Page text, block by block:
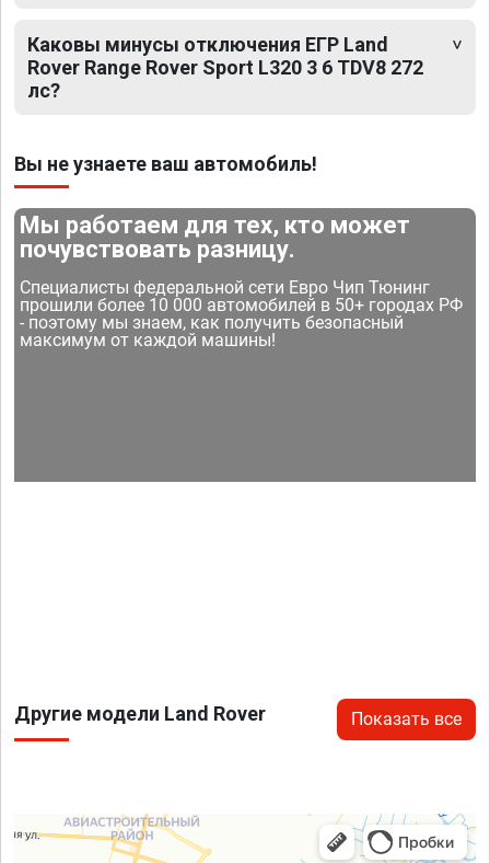
Каковы минусы отключения ЕГР Land
Rover Range Rover Sport L320 3 6 TDV8 272
лс?
Вы не узнаете ваш автомобиль!
Мы работаем для тех, кто может
почувствовать разницу.
Специалисты федеральной сети Евро Чип Тюнинг
прошили более 10 000 автомобилей в 50+ городах РФ
- поэтому мы знаем, как получить безопасный
максимум от каждой машины!
Другие модели Land Rover Показать все